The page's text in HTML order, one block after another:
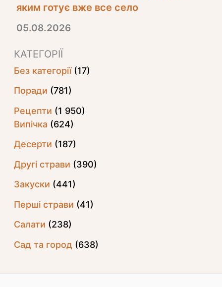
яким готує вже все село
05.08.2026
КАТЕГОРІЇ
Без категорії(17)
Поради (781)
Рецепти (1 950)
Випічка (624)
Десерти (187)
Другі страви (390)
Закуски (441)
Перші страви (41)
Салати (238)
Сад та город (638)